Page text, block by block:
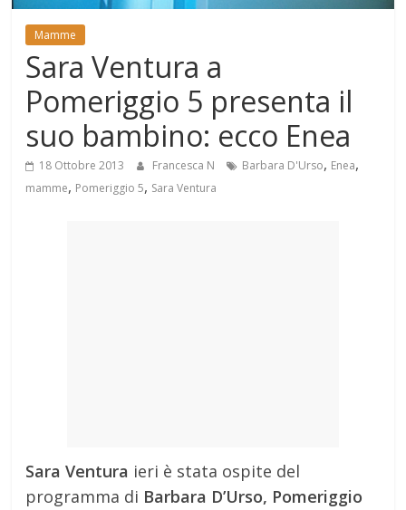
Mondo
Mamme
Sara Ventura a
Pomeriggio 5 presenta il
suo bambino: ecco Enea
18 Ottobre 2013 Francesca N Barbara D'Urso, Enea,
mamme, Pomeriggio 5, Sara Ventura
Sara Ventura ieri è stata ospite del
programma di Barbara D’Urso, Pomeriggio